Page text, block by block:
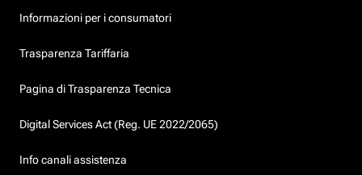
Informazioni per i consumatori
Trasparenza Tariffaria
Pagina di Trasparenza Tecnica
Digital Services Act (Reg. UE 2022/2065)
Info canali assistenza